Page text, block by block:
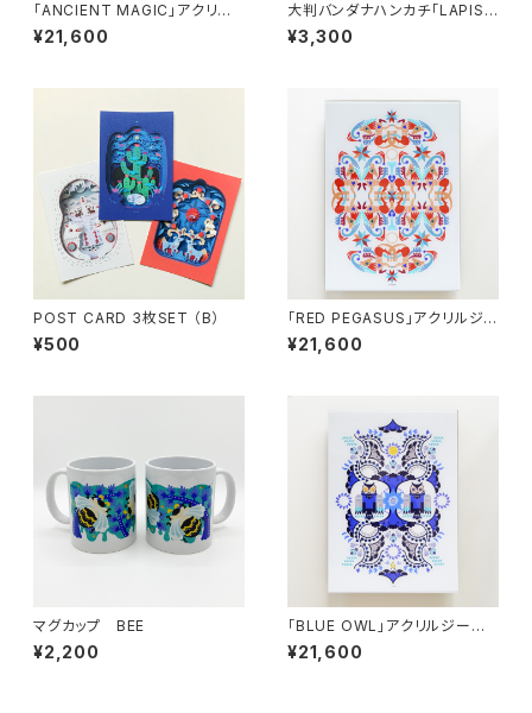
「ANCIENT MAGIC」アクリル
ジークレープリント
¥21,600
大判バンダナハンカチ「LAPIS
BLUE」/ 新色
¥3,300
POST CARD 3枚SET （B）
¥500
「RED PEGASUS」アクリルジ
ークレープリント
¥21,600
マグカップ BEE
¥2,200
「BLUE OWL」アクリルジーク
レープリント
¥21,600